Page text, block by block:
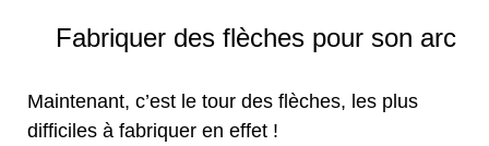
Fabriquer des flèches pour son arc
Maintenant, c’est le tour des flèches, les plus
difficiles à fabriquer en effet !